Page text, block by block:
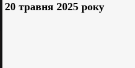
20 травня 2025 року